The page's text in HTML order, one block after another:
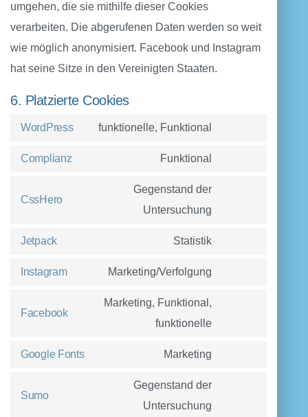
umgehen, die sie mithilfe dieser Cookies
verarbeiten. Die abgerufenen Daten werden so weit
wie möglich anonymisiert. Facebook und Instagram
hat seine Sitze in den Vereinigten Staaten.
6. Platzierte Cookies
WordPress funktionelle, Funktional
Complianz Funktional
CssHero
Gegenstand der
Untersuchung
Jetpack Statistik
Instagram Marketing/Verfolgung
Facebook
Marketing, Funktional,
funktionelle
Google Fonts Marketing
Sumo
Gegenstand der
Untersuchung